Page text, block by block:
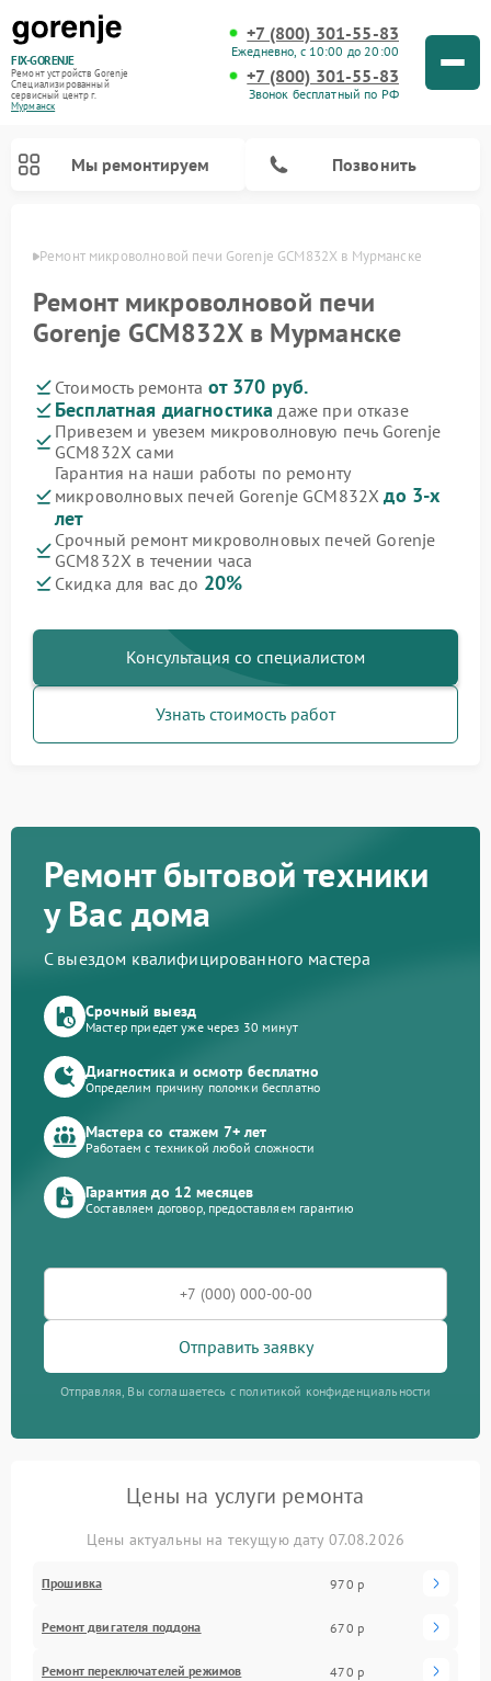
FIX-GORENJE
Ремонт устройств Gorenje
Специализированный
cервисный центр г.
Мурманск
+7 (800) 301-55-83
Ежедневно, с 10:00 до 20:00
+7 (800) 301-55-83
Звонок бесплатный по РФ
Мы ремонтируем Позвонить
Ремонт микроволновой печи Gorenje GCM832X в Мурманске
Ремонт микроволновой печи
Gorenje GCM832X в Мурманске
Стоимость ремонта от 370 руб.
Бесплатная диагностика даже при отказе
Привезем и увезем микроволновую печь Gorenje
GCM832X сами
Гарантия на наши работы по ремонту
микроволновых печей Gorenje GCM832Xдо 3-х
лет
Срочный ремонт микроволновых печей Gorenje
GCM832X в течении часа
Скидка для вас до 20%
Консультация со специалистом
Узнать стоимость работ
Ремонт бытовой техники
у Вас дома
С выездом квалифицированного мастера
Срочный выезд
Мастер приедет уже через 30 минут
Диагностика и осмотр бесплатно
Определим причину поломки бесплатно
Мастера со стажем 7+ лет
Работаем с техникой любой сложности
Гарантия до 12 месяцев
Составляем договор, предоставляем гарантию
Отправить заявку
Отправляя, Вы соглашаетесь с политикой конфиденциальности
Цены на услуги ремонта
Цены актуальны на текущую дату 07.08.2026
Прошивка 970 р
Ремонт двигателя поддона 670 р
Ремонт переключателей режимов 470 р